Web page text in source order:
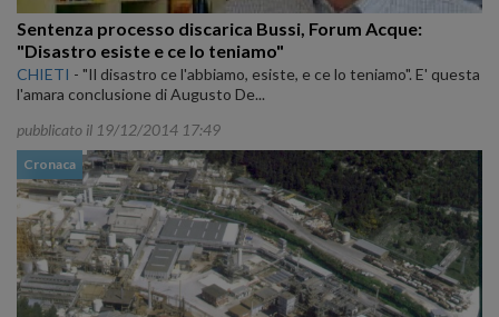
Sentenza processo discarica Bussi, Forum Acque:
"Disastro esiste e ce lo teniamo"
CHIETI - "Il disastro ce l'abbiamo, esiste, e ce lo teniamo". E' questa
l'amara conclusione di Augusto De...
pubblicato il 19/12/2014 17:49
Cronaca